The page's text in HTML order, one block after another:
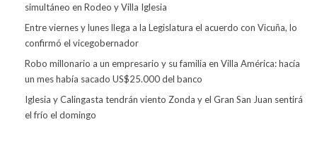
simultáneo en Rodeo y Villa Iglesia
Entre viernes y lunes llega a la Legislatura el acuerdo con Vicuña, lo
confirmó el vicegobernador
Robo millonario a un empresario y su familia en Villa América: hacía
un mes había sacado US$25.000 del banco
Iglesia y Calingasta tendrán viento Zonda y el Gran San Juan sentirá
el frío el domingo